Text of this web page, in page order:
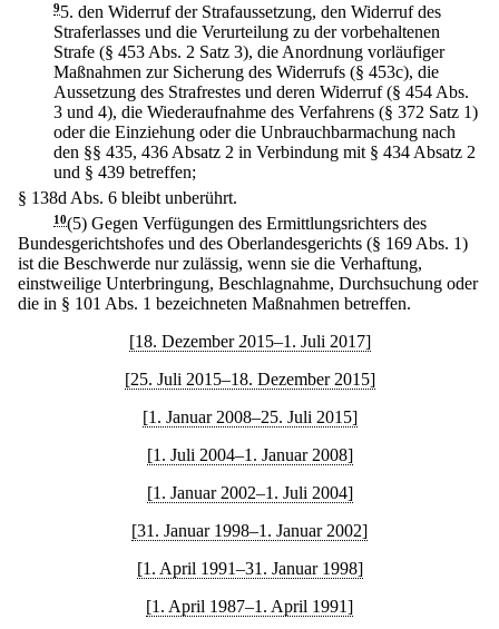
95. den Widerruf der Strafaussetzung, den Widerruf des
Straferlasses und die Verurteilung zu der vorbehaltenen
Strafe (§ 453 Abs. 2 Satz 3), die Anordnung vorläufiger
Maßnahmen zur Sicherung des Widerrufs (§ 453c), die
Aussetzung des Strafrestes und deren Widerruf (§ 454 Abs.
3 und 4), die Wiederaufnahme des Verfahrens (§ 372 Satz 1)
oder die Einziehung oder die Unbrauchbarmachung nach
den §§ 435, 436 Absatz 2 in Verbindung mit § 434 Absatz 2
und § 439 betreffen;
§ 138d Abs. 6 bleibt unberührt.
10(5) Gegen Verfügungen des Ermittlungsrichters des
Bundesgerichtshofes und des Oberlandesgerichts (§ 169 Abs. 1)
ist die Beschwerde nur zulässig, wenn sie die Verhaftung,
einstweilige Unterbringung, Beschlagnahme, Durchsuchung oder
die in § 101 Abs. 1 bezeichneten Maßnahmen betreffen.
[18. Dezember 2015–1. Juli 2017]
[25. Juli 2015–18. Dezember 2015]
[1. Januar 2008–25. Juli 2015]
[1. Juli 2004–1. Januar 2008]
[1. Januar 2002–1. Juli 2004]
[31. Januar 1998–1. Januar 2002]
[1. April 1991–31. Januar 1998]
[1. April 1987–1. April 1991]